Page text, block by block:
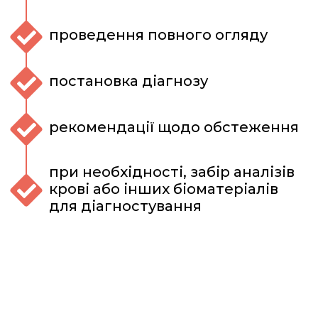
проведення повного огляду
постановка діагнозу
рекомендації щодо обстеження
при необхідності, забір аналізів
крові або інших біоматеріалів
для діагностування